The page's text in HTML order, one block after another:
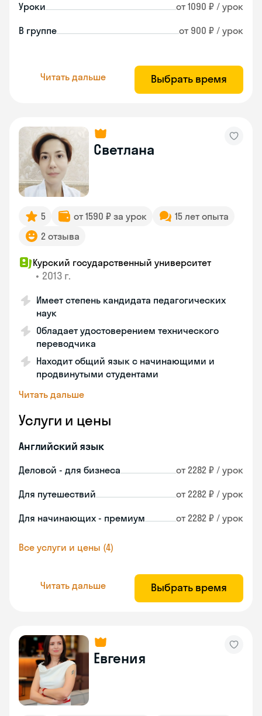
Уроки от 1090 ₽ / урок
В группе от 900 ₽ / урок
Читать дальше Выбрать время
Светлана
5 от 1590 ₽ за урок
15 лет опыта
2 отзыва
Курский государственный университет
• 2013 г.
Имеет степень кандидата педагогических
наук
Обладает удостоверением технического
переводчика
Находит общий язык с начинающими и
продвинутыми студентами
Читать дальше
Услуги и цены
Английский язык
Деловой - для бизнеса от 2282 ₽ / урок
Для путешествий от 2282 ₽ / урок
Для начинающих - премиум от 2282 ₽ / урок
Все услуги и цены (4)
Читать дальше Выбрать время
Евгения